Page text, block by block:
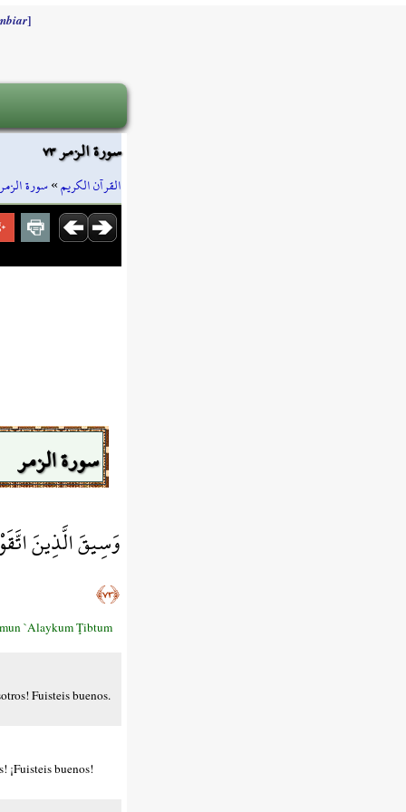
]
سورة الزمر ٧٣
القرآن الكريم»سورة الزمر
سورة الزمر
وَسِيقَ الَّذِينَ
﴿٧٣﴾
`Alaykum Ţibtum
Fuisteis buenos.
¡Fuisteis buenos!